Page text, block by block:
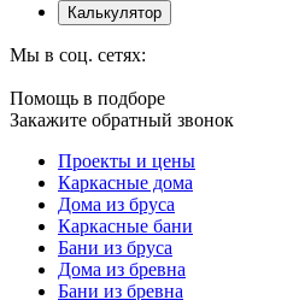
Калькулятор
Мы в соц. сетях:
Помощь в подборе
Закажите обратный звонок
Проекты и цены
Каркасные дома
Дома из бруса
Каркасные бани
Бани из бруса
Дома из бревна
Бани из бревна